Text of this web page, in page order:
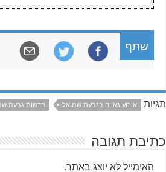
שתף
תגיות אירוע גאווה בגבעת שמואל חדשות גבעת
כתיבת תגובה
האימייל לא יוצג באתר.